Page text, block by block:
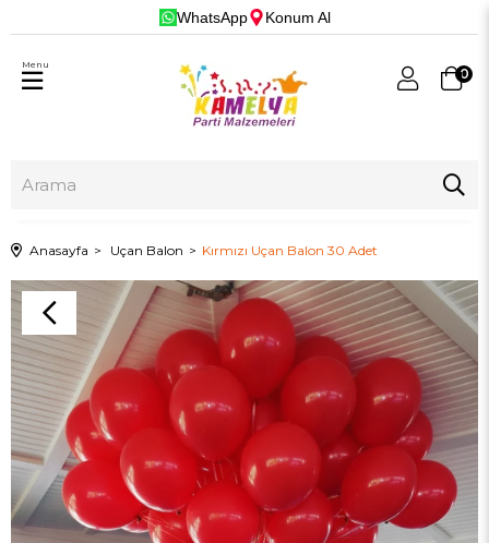
WhatsApp Konum Al
0
Menu
Anasayfa Uçan Balon Kırmızı Uçan Balon 30 Adet